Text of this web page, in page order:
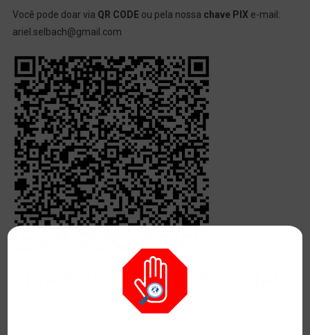
Você pode doar via QR CODEou pela nossa chave PIXe-mail:
ariel.selbach@gmail.com
SIGA NOSSAS REDES SOCIAIS